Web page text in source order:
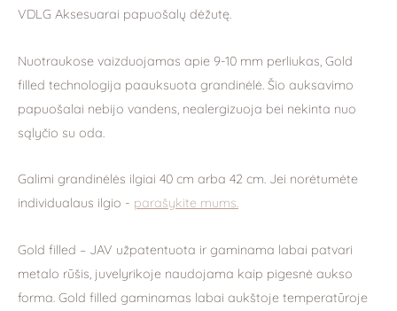
VDLG Aksesuarai papuošalų dėžutę.
Nuotraukose vaizduojamas apie 9-10 mm perliukas, Gold
filled technologija paauksuota grandinėlė. Šio auksavimo
papuošalai nebijo vandens, nealergizuoja bei nekinta nuo
sąlyčio su oda.
Galimi grandinėlės ilgiai 40 cm arba 42 cm. Jei norėtumėte
individualaus ilgio - parašykite mums.
Gold filled – JAV užpatentuota ir gaminama labai patvari
metalo rūšis, juvelyrikoje naudojama kaip pigesnė aukso
forma. Gold filled gaminamas labai aukštoje temperatūroje